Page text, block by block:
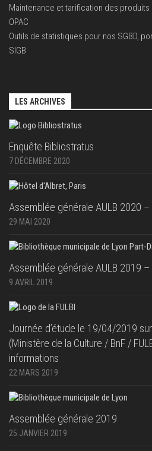
Maintenance et tarification des produits
OPAC
Outils de statistiques pour nos SGBD,
SIGB
LES ARCHIVES
Enquête Bibliostratus
7 DÉCEMBRE 2020
Assemblée générale AULB 2020 –
29 MAI 2020
Assemblée générale AULB 2019 –
9 AVRIL 2019
Journée d’étude le 19/04/2019
(Ministère de la Culture / BnF /
informations
22 MARS 2019
Assemblée générale 2019
25 JANVIER 2019